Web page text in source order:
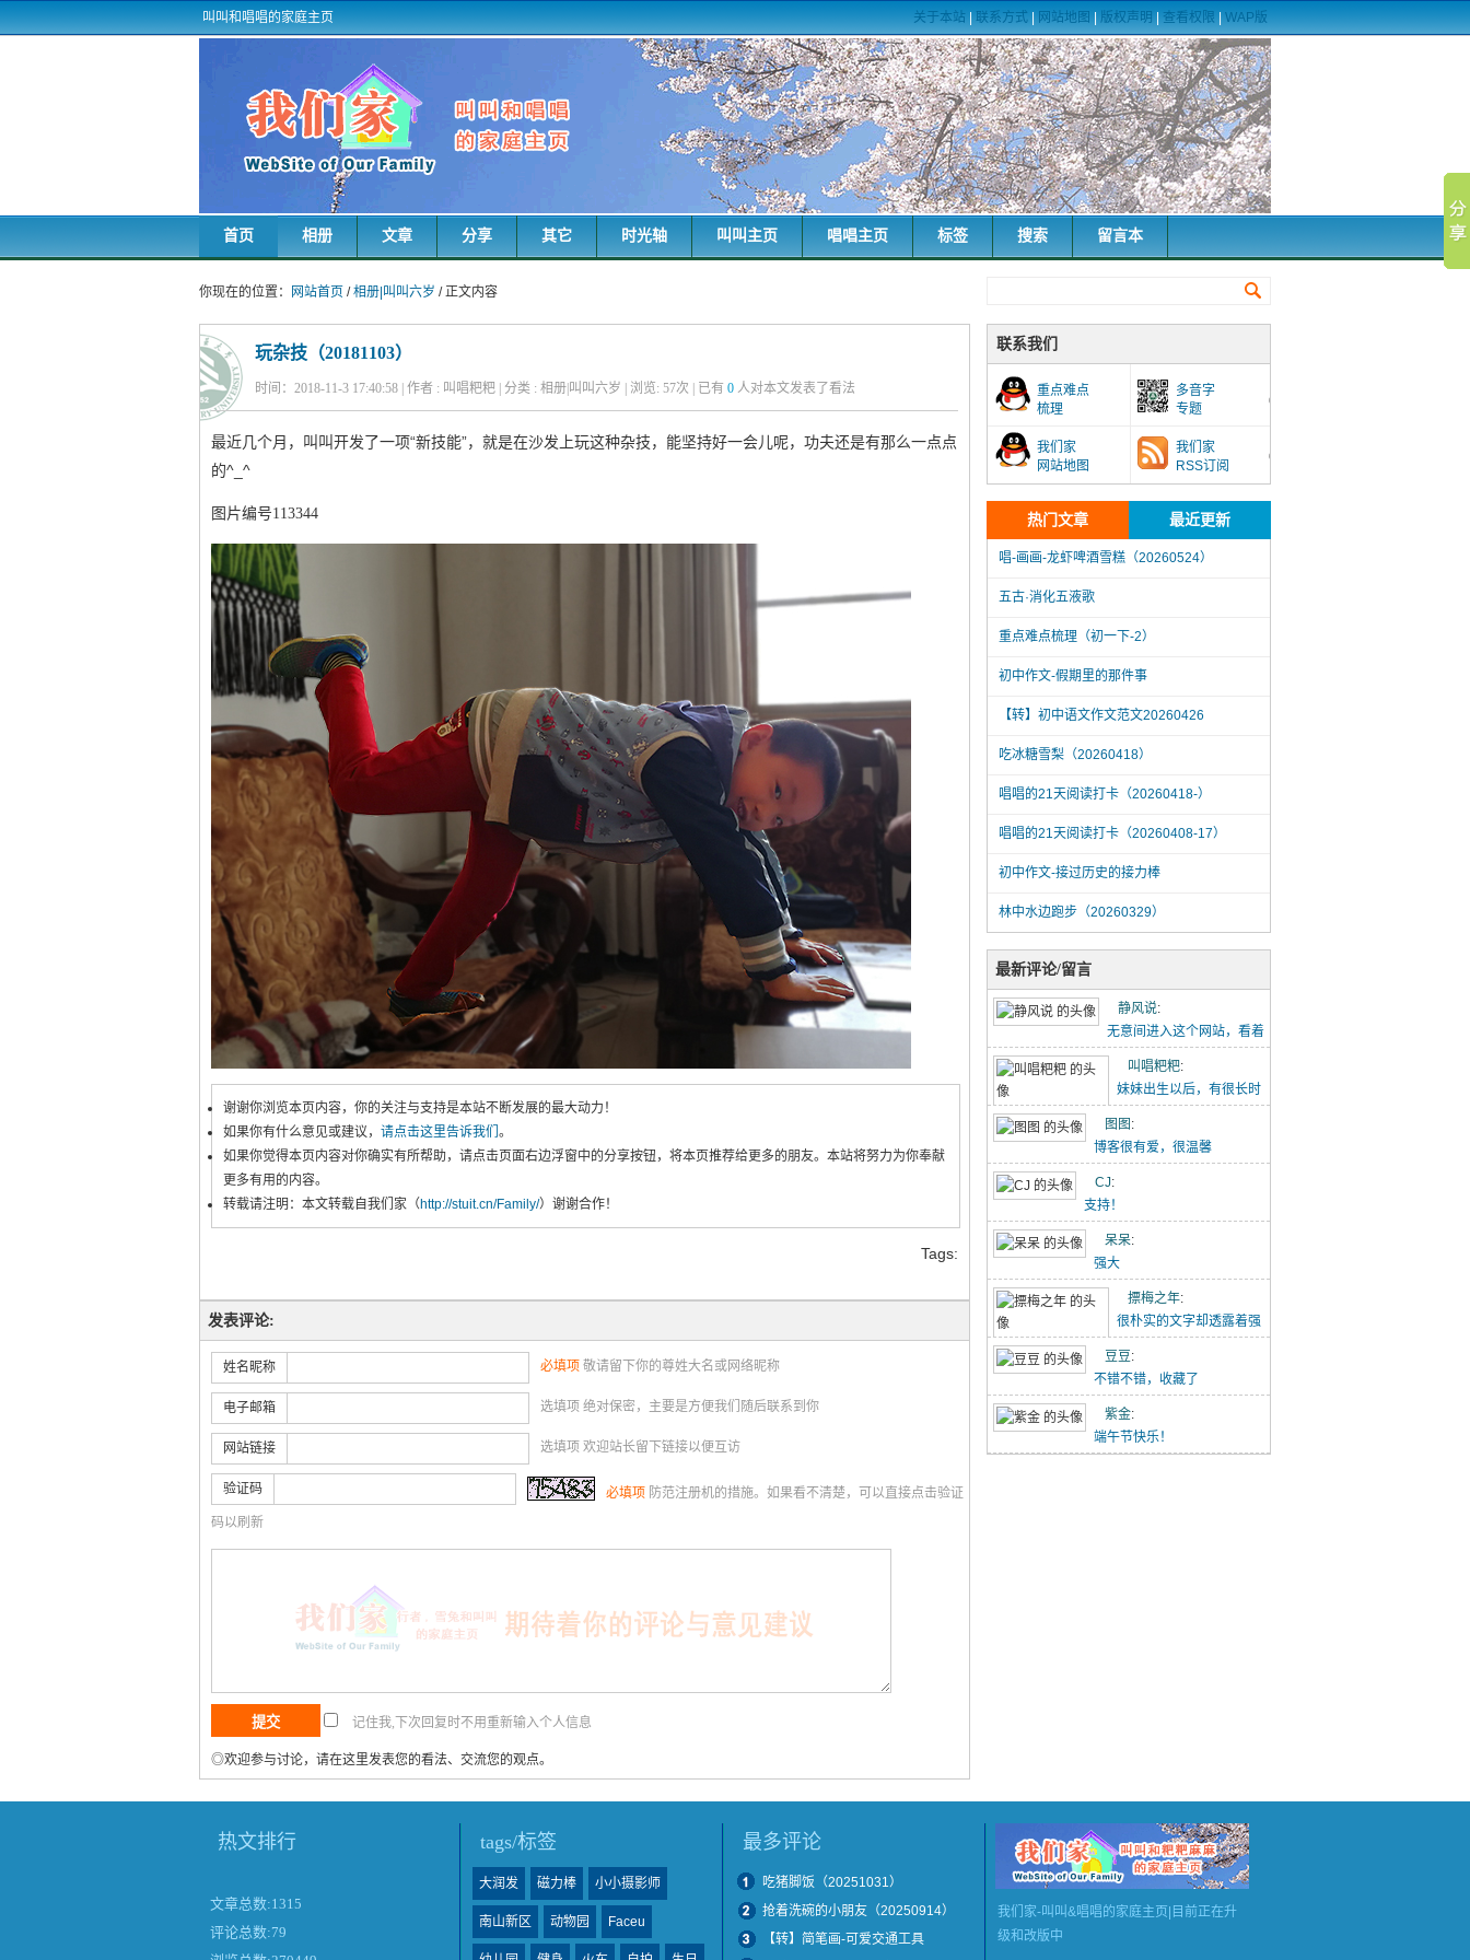
关于本站 联系方式 网站地图 版权声明 查看权限 WAP版
叫叫和唱唱的家庭主页
首页 相册 文章 分享 其它 时光轴 叫叫主页 唱唱主页 标签 搜索 留言本
你现在的位置： 网站首页 /相册|叫叫六岁 / 正文内容
玩杂技（20181103）
时间：2018-11-3 17:40:58 | 作者 : 叫唱粑粑 | 分类 : 相册|叫叫六岁 | 浏览: 57次 | 已有 0 人对本文发表了看法
最近几个月，叫叫开发了一项“新技能”，就是在沙发上玩这种杂技，能坚持好一会儿呢，功夫还是有那么一点点
的^_^
图片编号113344
谢谢你浏览本页内容，你的关注与支持是本站不断发展的最大动力！
如果你有什么意见或建议， 请点击这里告诉我们 。
如果你觉得本页内容对你确实有所帮助，请点击页面右边浮窗中的分享按钮，将本页推荐给更多的朋友。本站将努力为你奉献
更多有用的内容。
转载请注明：本文转载自我们家（http://stuit.cn/Family/）谢谢合作！
Tags:
发表评论:
姓名昵称 必填项 敬请留下你的尊姓大名或网络昵称
电子邮箱 选填项 绝对保密，主要是方便我们随后联系到你
网站链接 选填项 欢迎站长留下链接以便互访
验证码 必填项 防范注册机的措施。如果看不清楚，可以直接点击验证
码以刷新
记住我,下次回复时不用重新输入个人信息
◎欢迎参与讨论，请在这里发表您的看法、交流您的观点。
联系我们
重点难点
梳理
多音字
专题
我们家
网站地图
我们家
RSS订阅
热门文章 最近更新
唱-画画-龙虾啤酒雪糕（20260524）
五古·消化五液歌
重点难点梳理（初一下-2）
初中作文-假期里的那件事
【转】初中语文作文范文20260426
吃冰糖雪梨（20260418）
唱唱的21天阅读打卡（20260418-）
唱唱的21天阅读打卡（20260408-17）
初中作文-接过历史的接力棒
林中水边跑步（20260329）
唱-画画-龙虾啤酒雪糕（20260524）
五古·消化五液歌
重点难点梳理（初一下-2）
初中作文-假期里的那件事
【转】初中语文作文范文20260426
吃冰糖雪梨（20260418）
唱唱的21天阅读打卡（20260418-）
林中水边跑步（20260329）
小猪佩奇手推车（20260329）
喝酸奶看动画片被发现了（20260329）
最新评论/留言
静风说:
无意间进入这个网站，看着
点滴记录的文章能感...
叫唱粑粑:
妹妹出生以后，有很长时
图图 :
博客很有爱，很温馨
CJ:
支持！
呆呆:
强大
摽梅之年:
很朴实的文字却透露着强
豆豆 :
不错不错，收藏了
紫金:
端午节快乐！
热文排行
文章总数:1315
评论总数:79
tags/标签
大润发 磁力棒 小小摄影师
南山新区 动物园 Faceu
最多评论
吃猪脚饭（20251031）
抢着洗碗的小朋友（20250914）
【转】简笔画-可爱交通工具
我们家-叫叫&唱唱的家庭主页|目前正在升
级和改版中